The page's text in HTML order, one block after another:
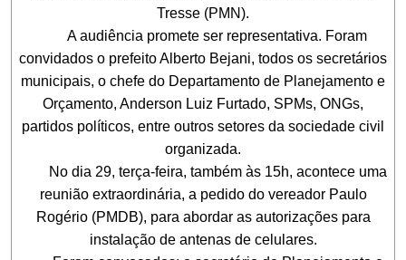
Tresse (PMN).
A audiência promete ser representativa. Foram
convidados o prefeito Alberto Bejani, todos os secretários
municipais, o chefe do Departamento de Planejamento e
Orçamento, Anderson Luiz Furtado, SPMs, ONGs,
partidos políticos, entre outros setores da sociedade civil
organizada.
No dia 29, terça-feira, também às 15h, acontece uma
reunião extraordinária, a pedido do vereador Paulo
Rogério (PMDB), para abordar as autorizações para
instalação de antenas de celulares.